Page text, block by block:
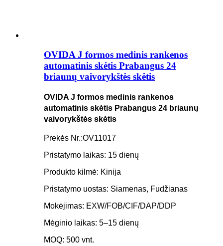
OVIDA J formos medinis rankenos
automatinis skėtis Prabangus 24
briaunų vaivorykštės skėtis
OVIDA J formos medinis rankenos
automatinis skėtis Prabangus 24 briaunų
vaivorykštės skėtis
Prekės Nr.:OV11017
Pristatymo laikas: 15 dienų
Produkto kilmė: Kinija
Pristatymo uostas: Siamenas, Fudžianas
Mokėjimas: EXW/FOB/CIF/DAP/DDP
Mėginio laikas: 5–15 dienų
MOQ: 500 vnt.